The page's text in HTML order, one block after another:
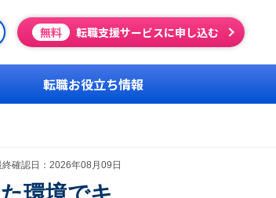
無料 転職支援サービスに申し込む
転職お役立ち情報
確認日：2026年08月09日